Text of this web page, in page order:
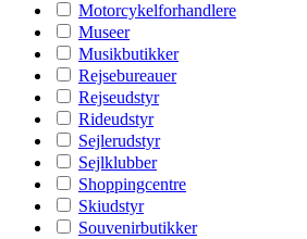
Motorcykelforhandlere
Museer
Musikbutikker
Rejsebureauer
Rejseudstyr
Rideudstyr
Sejlerudstyr
Sejlklubber
Shoppingcentre
Skiudstyr
Souvenirbutikker